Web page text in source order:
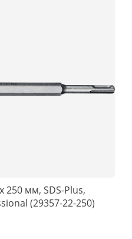
250 мм, SDS-Plus,
(29357-22-250)